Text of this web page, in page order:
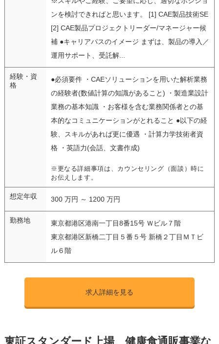
ンを検討できればと思います。 [1] CAE製品技術SE
[2] CAE製品プロジェクトリーダー/マネージャー候
補 ●キャリアパスのイメージ まずは、製品の導入／
運用サポート、受託解...
経験・資
格
●必須要件 ・CAEソリューションを用いた解析業務
の経験者(数値計算の知識があること) ・製造業設計
業務の基本知識 ・お客様を含む業務関係者との基
本的なコミュニケーションがとれること ●以下の経
験、スキルがあれば更に優遇 ・計算力学技術者資
格 ・英語力(会話、文書作成)
※更なる詳細事項は、カウンセリング（面談）時に
お伝えします。
想定年収 300 万円 ～ 1200 万円
勤務地
東京都港区港南一丁目8番15号 Ｗビル７階
東京都港区新橋二丁目５番５号 新橋２丁目ＭＴビ
ル６階
求人詳細を見る
東証スタンダード上場 健康食通販事業な